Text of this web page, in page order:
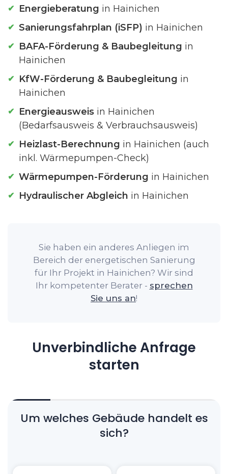
Energieberatung in Hainichen
Sanierungsfahrplan (iSFP) in Hainichen
BAFA-Förderung & Baubegleitung in
Hainichen
KfW-Förderung & Baubegleitung in
Hainichen
Energieausweis in Hainichen
(Bedarfsausweis & Verbrauchsausweis)
Heizlast-Berechnung in Hainichen (auch
inkl. Wärmepumpen-Check)
Wärmepumpen-Förderung in Hainichen
Hydraulischer Abgleich in Hainichen
Sie haben ein anderes Anliegen im
Bereich der energetischen Sanierung
für Ihr Projekt in Hainichen? Wir sind
Ihr kompetenter Berater - sprechen
Sie uns an!
Unverbindliche Anfrage
starten